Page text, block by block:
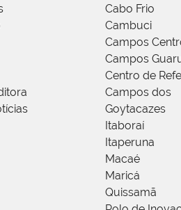
Cabo Frio
Cambuci
Campos
Campos
Centro de
Campos dos
Goytacazes
Itaboraí
Itaperuna
Macaé
Maricá
Quissamã